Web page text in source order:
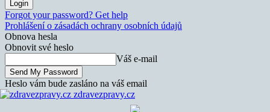
Forgot your password? Get help
Prohlášení o zásadách ochrany osobních údajů
Obnova hesla
Obnovit své heslo
Váš e-mail
Heslo vám bude zasláno na váš email
zdravezpravy.cz